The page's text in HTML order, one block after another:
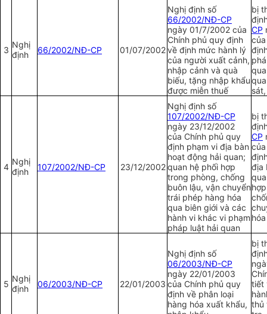
3
Nghị
định
66/2002/NĐ-CP 01/07/2002
Nghị định số
66/2002/NĐ-CP
ngày 01/7/2002 của
Chính phủ quy định
về định mức hành lý
của người xuất cảnh,
nhập cảnh và quà
biếu, tặng nhập khẩu
được miễn thuế
bị
CP
4
Nghị
định
107/2002/NĐ-CP 23/12/2002
Nghị định số
107/2002/NĐ-CP
ngày 23/12/2002
của Chính phủ quy
định phạm vi địa bàn
hoạt động hải quan;
quan hệ phối hợp
trong phòng, chống
buôn lậu, vận chuyển
trái phép hàng hóa
qua biên giới và các
hành vi khác vi phạm
pháp luật hải quan
bị
CP
địa
5
Nghị
định
06/2003/NĐ-CP 22/01/2003
Nghị định số
06/2003/NĐ-CP
ngày 22/01/2003
của Chính phủ quy
định về phân loại
hàng hóa xuất khẩu,
bị
tiết
thủ